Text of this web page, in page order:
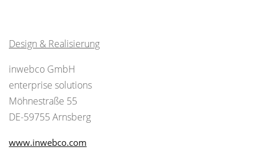
Design & Realisierung
inwebco GmbH
enterprise solutions
Möhnestraße 55
DE-59755 Arnsberg
www.inwebco.com